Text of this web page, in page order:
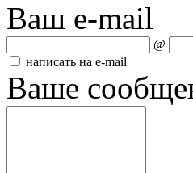
Ваш e-mail
@
написать на e-mail
Ваше